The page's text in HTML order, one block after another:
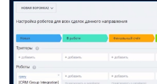
Смотреть проект